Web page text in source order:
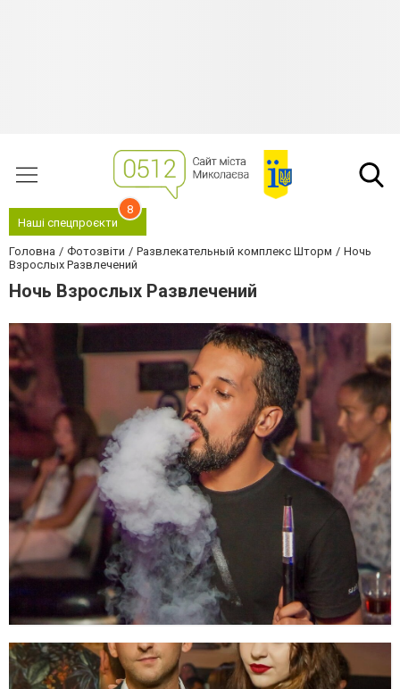
Наші спецпроєкти
8
Головна Фотозвіти Развлекательный комплекс Шторм
Ночь
Взрослых Развлечений
Ночь Взрослых Развлечений